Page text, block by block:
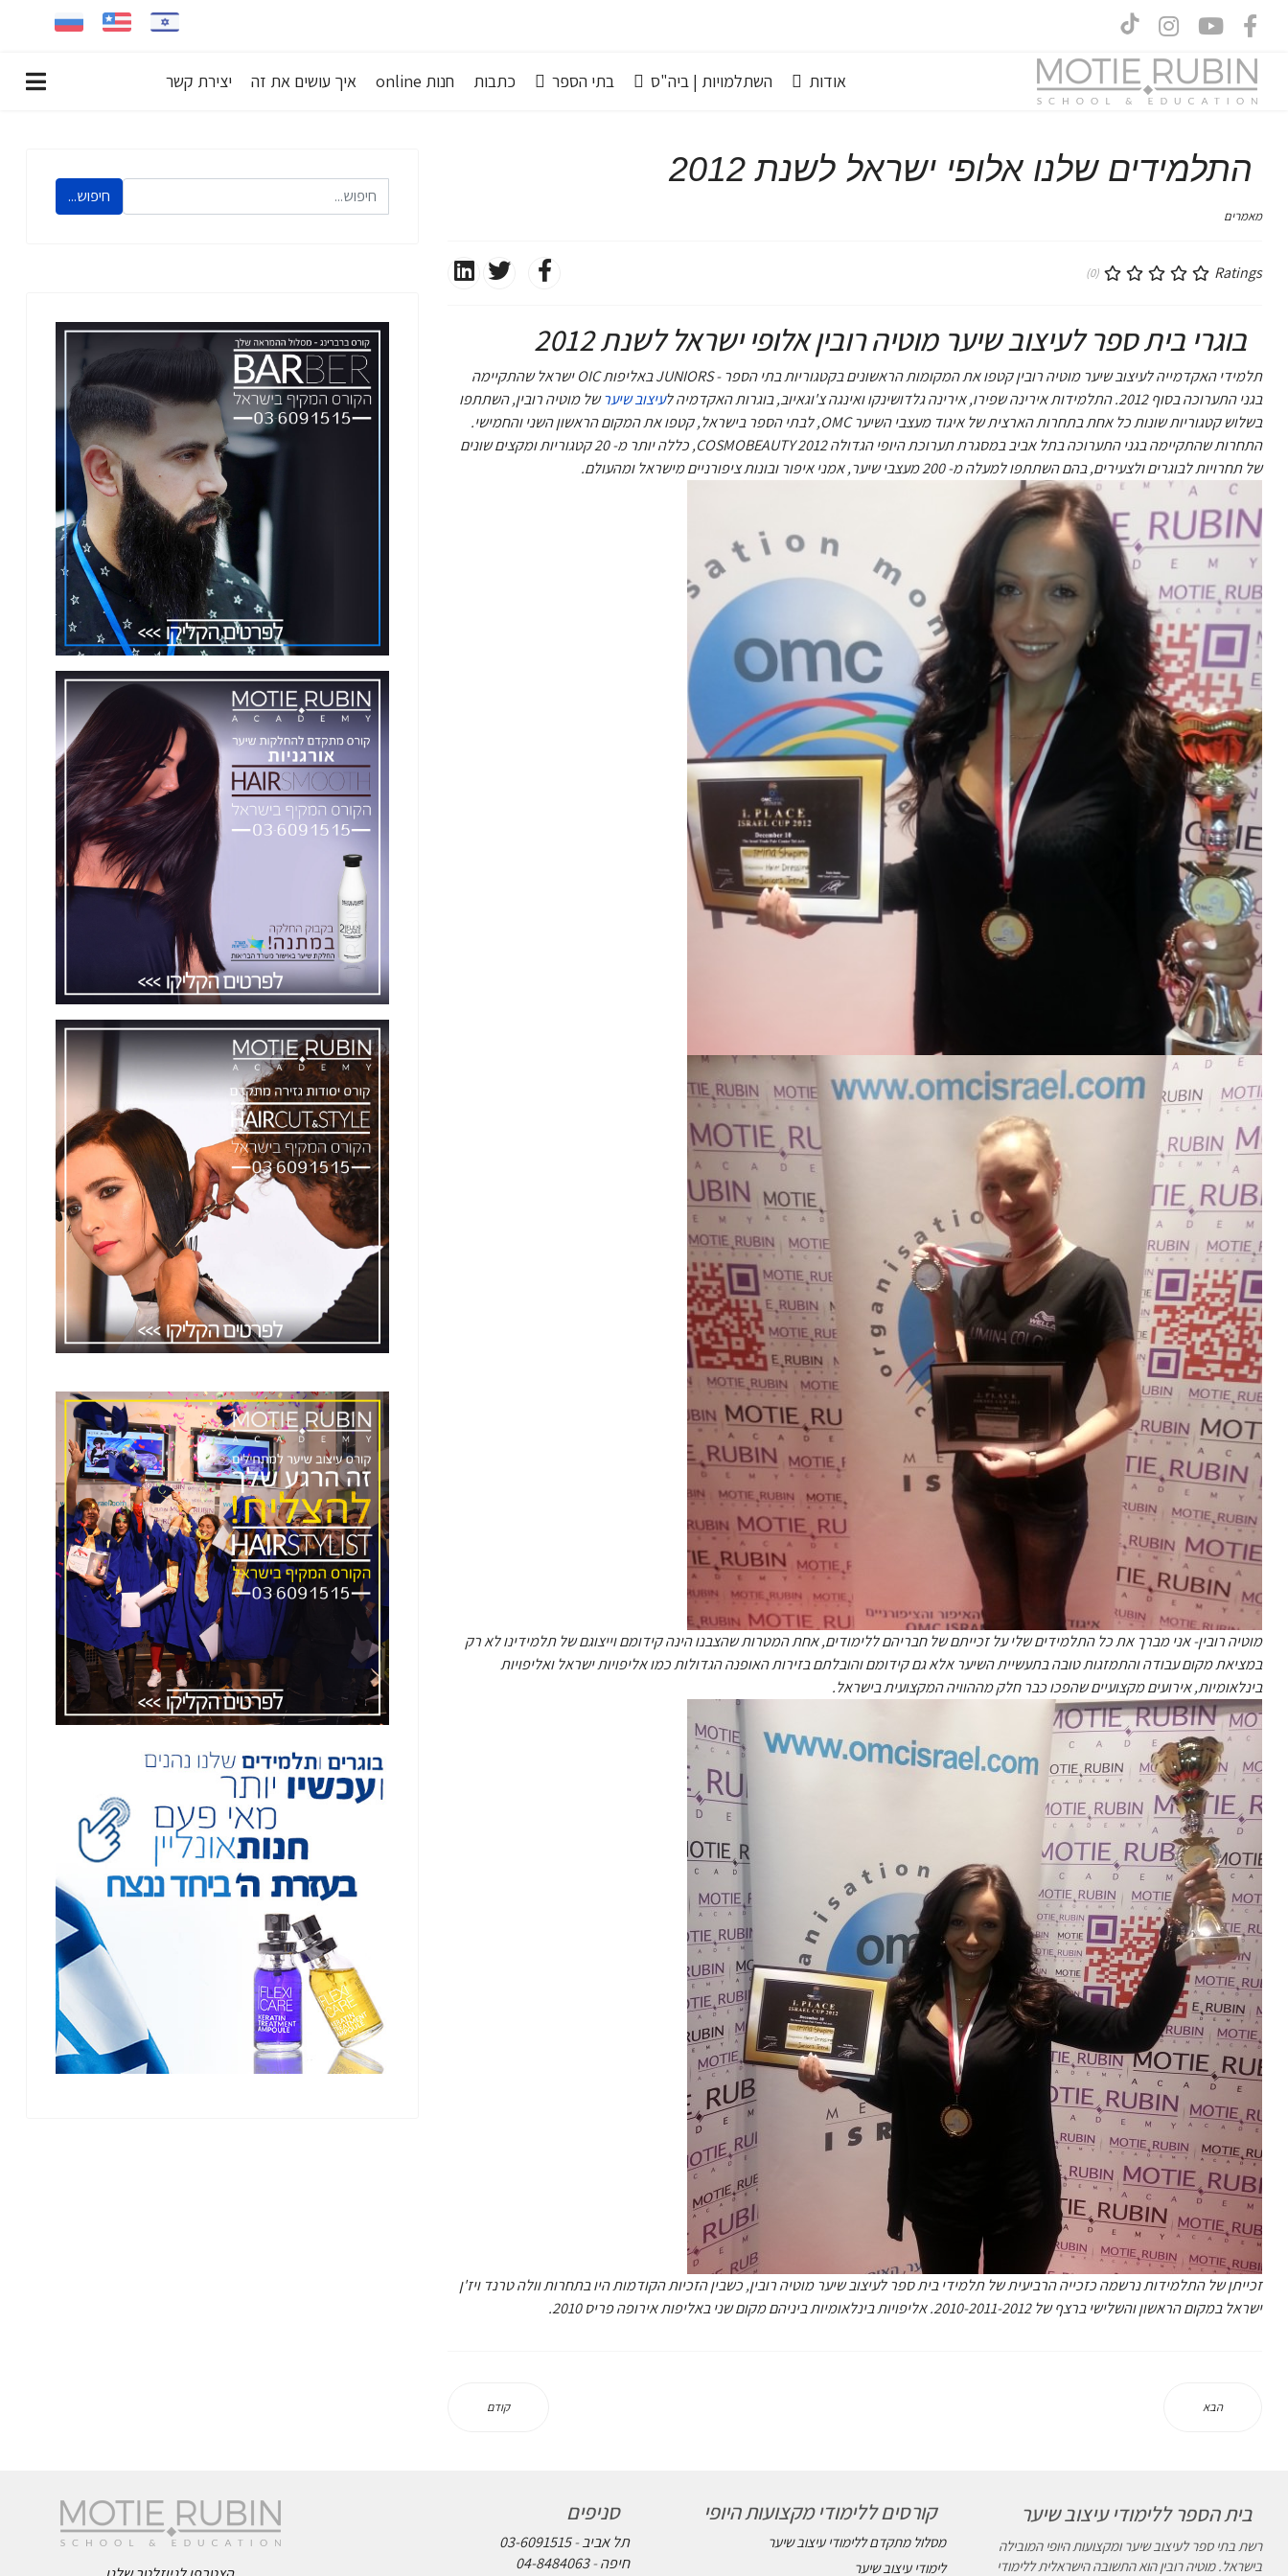
אודות השתלמויות | ביה"ס בתי הספר כתבות חנות online איך עושים את זה יצירת קשר
התלמידים שלנו אלופי ישראל לשנת 2012
מאמרים
Ratings
(0)
בוגרי בית ספר לעיצוב שיער מוטיה רובין אלופי ישראל לשנת 2012
תלמידי האקדמייה לעיצוב שיער מוטיה רובין קטפו את המקומות הראשונים בקטגוריות בתי הספר - JUNIORS באליפות OIC ישראל שהתקיימה
בגני התערוכה בסוף 2012. התלמידות אירינה שפירו, אירינה גלדושינקו ואינגה צ'וגאיוב, בוגרות האקדמיה ל
עיצוב שיערשל מוטיה רובין, השתתפו
בשלוש קטגוריות שונות כל אחת בתחרות הארצית של איגוד מעצבי השיער OMC, לבתי הספר בישראל, קטפו את המקום הראשון השני והחמישי.
התחרות שהתקיימה בגני התערוכה בתל אביב במסגרת תערוכת היופי הגדולה COSMOBEAUTY 2012, כללה יותר מ- 20 קטגוריות ומקצים שונים
של תחרויות לבוגרים ולצעירים, בהם השתתפו למעלה מ- 200 מעצבי שיער, אמני איפור ובונות ציפורניים מישראל ומהעולם.
מוטיה רובין- אני מברך את כל התלמידים שלי על זכייתם של חבריהם ללימודים, אחת המטרות שהצבנו הינה קידומם וייצוגם של תלמידינו לא רק
במציאת מקום עבודה והתמזגות טובה בתעשיית השיער אלא גם קידומם והובלתם בזירות האופנה הגדולות כמו אליפויות ישראל ואליפויות
בינלאומיות, אירועים מקצועיים שהפכו כבר חלק מההוויה המקצועית בישראל.
זכייתן של התלמידות נרשמה כזכייה הרביעית של תלמידי בית ספר לעיצוב שיער מוטיה רובין, כשבין הזכיות הקודמות היו בתחרות וולה טרנד ויז'ן
ישראל במקום הראשון והשלישי ברצף של 2010-2011-2012. אליפויות בינלאומיות ביניהם מקום שני באליפות אירופה פריס 2010.
קודם הבא
חיפוש...
בית הספר ללימודי עיצוב שיער
רשת בתי ספר לעיצוב שיער ומקצועות היופי המובילה
בישראל. מוטיה רובין הוא התשובה הישראלית ללימודי
קורסים ללימודי מקצועות היופי
מסלול מתקדם ללימודי עיצוב שיער
לימודי עיצוב שיער
סניפים
תל אביב-
03-6091515
חיפה-
04-8484063